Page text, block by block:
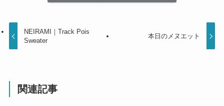
NEIRAMI｜Track Pois
Sweater
本日のメヌエット
関連記事